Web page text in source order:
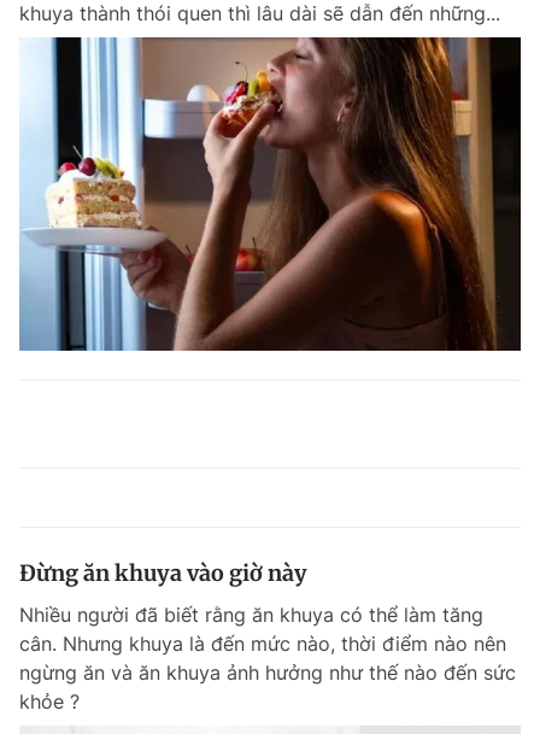
khuya thành thói quen thì lâu dài sẽ dẫn đến những...
Đừng ăn khuya vào giờ này
Nhiều người đã biết rằng ăn khuya có thể làm tăng
cân. Nhưng khuya là đến mức nào, thời điểm nào nên
ngừng ăn và ăn khuya ảnh hưởng như thế nào đến sức
khỏe ?